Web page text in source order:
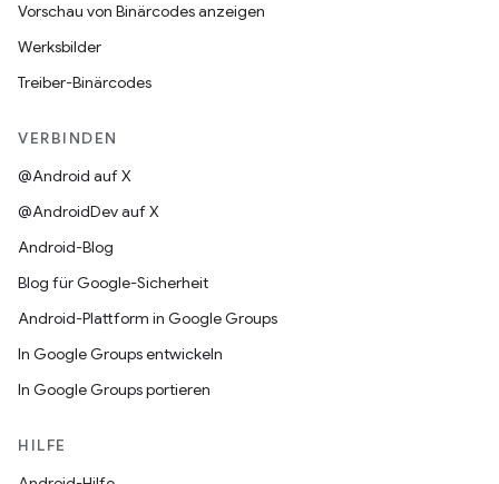
Vorschau von Binärcodes anzeigen
Werksbilder
Treiber-Binärcodes
VERBINDEN
@Android auf X
@AndroidDev auf X
Android-Blog
Blog für Google-Sicherheit
Android-Plattform in Google Groups
In Google Groups entwickeln
In Google Groups portieren
HILFE